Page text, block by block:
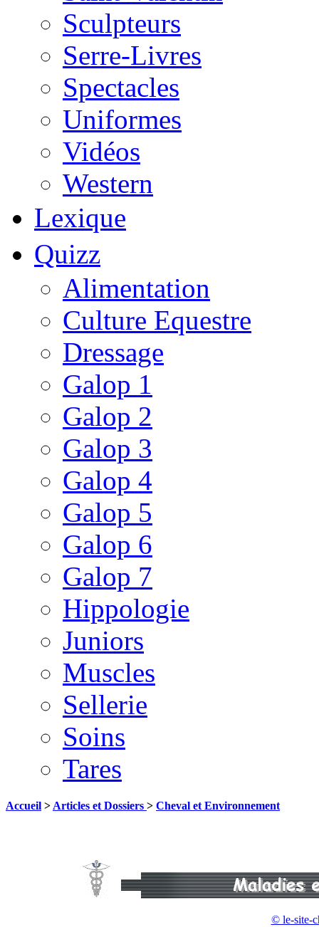
Sculpteurs
Serre-Livres
Spectacles
Uniformes
Vidéos
Western
Lexique
Quizz
Alimentation
Culture Equestre
Dressage
Galop 1
Galop 2
Galop 3
Galop 4
Galop 5
Galop 6
Galop 7
Hippologie
Juniors
Muscles
Sellerie
Soins
Tares
Accueil > Articles et Dossiers > Cheval et Environnement
© le-site-